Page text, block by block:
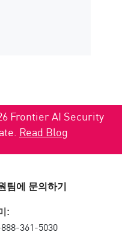
Frontier AI Security
Read Blog
팀에 문의하기
:
361-5030